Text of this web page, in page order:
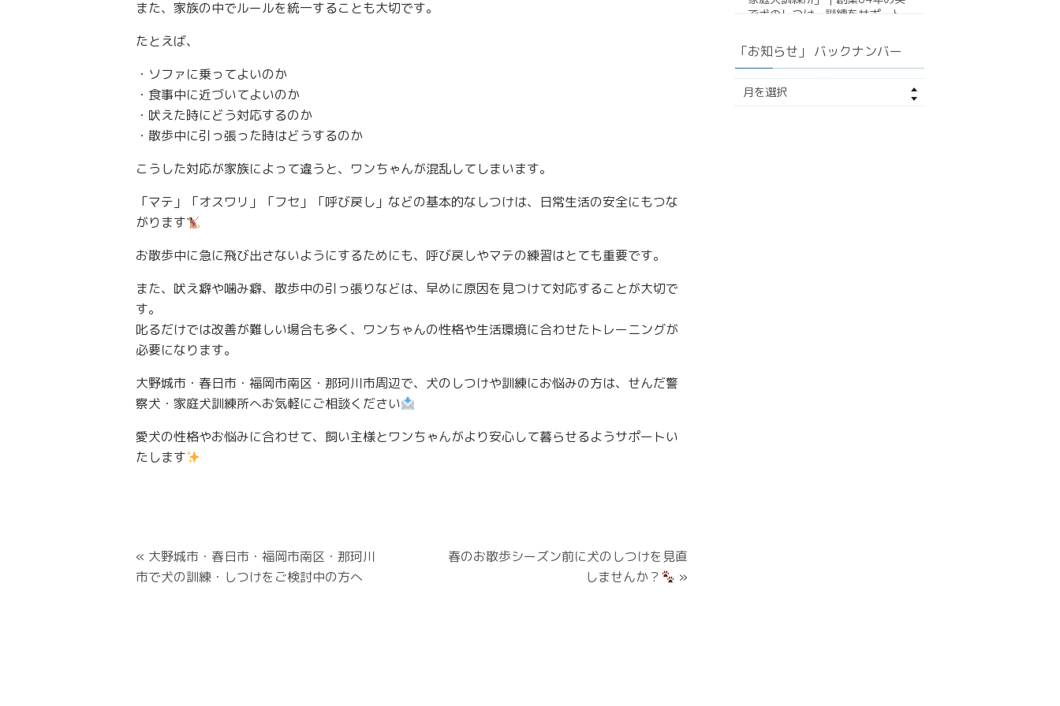
また、家族の中でルールを統一することも大切です。
たとえば、
・ソファに乗ってよいのか
・食事中に近づいてよいのか
・吠えた時にどう対応するのか
・散歩中に引っ張った時はどうするのか
こうした対応が家族によって違うと、ワンちゃんが混乱してしまいます。
「マテ」「オスワリ」「フセ」「呼び戻し」などの基本的なしつけは、日常生活の安全にもつな
がります
お散歩中に急に飛び出さないようにするためにも、呼び戻しやマテの練習はとても重要です。
また、吠え癖や噛み癖、散歩中の引っ張りなどは、早めに原因を見つけて対応することが大切で
す。
叱るだけでは改善が難しい場合も多く、ワンちゃんの性格や生活環境に合わせたトレーニングが
必要になります。
大野城市・春日市・福岡市南区・那珂川市周辺で、犬のしつけや訓練にお悩みの方は、せんだ警
察犬・家庭犬訓練所へお気軽にご相談ください
愛犬の性格やお悩みに合わせて、飼い主様とワンちゃんがより安心して暮らせるようサポートい
たします
« 大野城市・春日市・福岡市南区・那珂川
市で犬の訓練・しつけをご検討中の方へ
春のお散歩シーズン前に犬のしつけを見直
しませんか？
»
で犬のしつけ・訓練をサポート
「お知らせ」 バックナンバー